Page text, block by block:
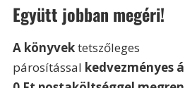
Együtt jobban megéri!
A könyvek tetszőleges
párosítással kedvezményes